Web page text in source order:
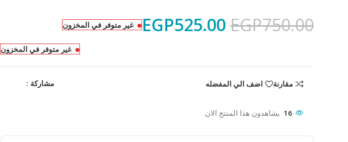
EGP750.00
EGP525.00 غير متوفر في المخزون
غير متوفر في المخزون
مقارنة اضف الي المفضله مشاركة :
16 يشاهدون هذا المنتج الان